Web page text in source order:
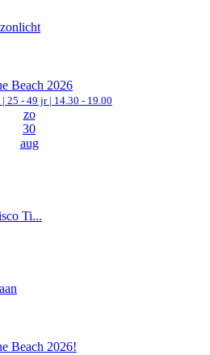
Beach 2026
25 - 49 jr | 14.30 - 19.00
zo
30
aug
Ti...
Beach 2026!